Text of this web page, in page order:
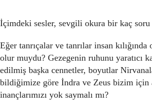
İçimdeki sesler, sevgili okura bir kaç
Eğer tanrıçalar ve tanrılar insan
olur muydu? Gezegenin ruhunu yaratıcı
edilmiş başka cennetler, boyutlar
bildiğimize göre İndra ve Zeus bizim için
inançlarımızı yok saymalı mı?